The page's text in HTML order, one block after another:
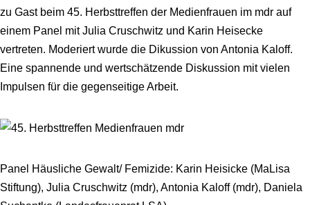
zu Gast beim 45. Herbsttreffen der Medienfrauen im mdr auf
einem Panel mit Julia Cruschwitz und Karin Heisecke
vertreten. Moderiert wurde die Dikussion von Antonia Kaloff.
Eine spannende und wertschätzende Diskussion mit vielen
Impulsen für die gegenseitige Arbeit.
Panel Häusliche Gewalt/ Femizide: Karin Heisicke (MaLisa
Stiftung), Julia Cruschwitz (mdr), Antonia Kaloff (mdr), Daniela